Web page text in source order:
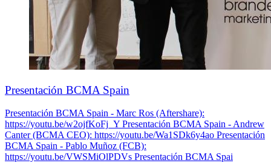
Presentación BCMA Spain
Presentación BCMA Spain - Marc Ros (Aftershare):
https://youtu.be/w2ojfKoFj_Y Presentación BCMA Spain - Andrew
Canter (BCMA CEO): https://youtu.be/Wa1SDk6y4ao Presentación
BCMA Spain - Pablo Muñoz (FCB):
https://youtu.be/VWSMiOlPDVs Presentación BCMA Spai